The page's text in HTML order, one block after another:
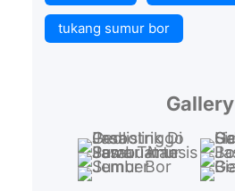
tukang sumur bor
Gallery